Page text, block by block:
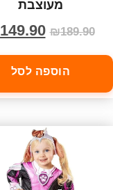
מעוצבת
₪189.90
149.90
הוספה לסל